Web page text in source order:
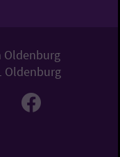
Oldenburg
Oldenburg